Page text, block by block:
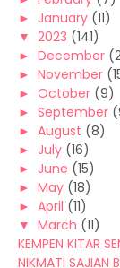
► January (11)
▼ 2023 (141)
► December
► November
► October (9)
► September
► August (8)
► July (16)
► June (15)
► May (18)
► April (11)
▼ March (11)
KEMPEN KITAR
NIKMATI SAJIAN